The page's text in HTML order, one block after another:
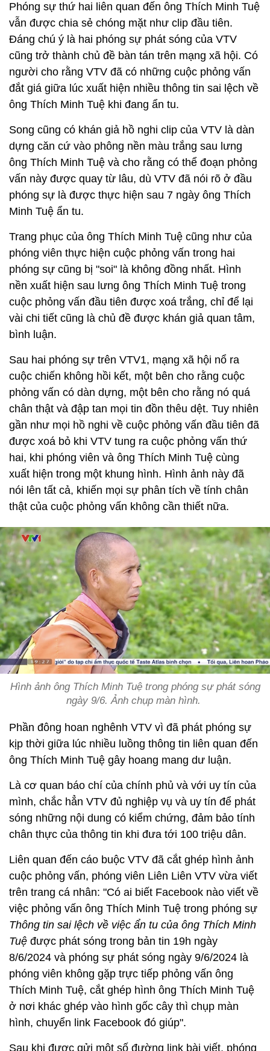
Phóng sự thứ hai liên quan đến ông Thích Minh Tuệ
vẫn được chia sẻ chóng mặt như clip đầu tiên.
Đáng chú ý là hai phóng sự phát sóng của VTV
cũng trở thành chủ đề bàn tán trên mạng xã hội. Có
người cho rằng VTV đã có những cuộc phỏng vấn
đắt giá giữa lúc xuất hiện nhiều thông tin sai lệch về
ông Thích Minh Tuệ khi đang ẩn tu.
Song cũng có khán giả hồ nghi clip của VTV là dàn
dựng căn cứ vào phông nền màu trắng sau lưng
ông Thích Minh Tuệ và cho rằng có thể đoạn phỏng
vấn này được quay từ lâu, dù VTV đã nói rõ ở đầu
phóng sự là được thực hiện sau 7 ngày ông Thích
Minh Tuệ ẩn tu.
Trang phục của ông Thích Minh Tuệ cũng như của
phóng viên thực hiện cuộc phỏng vấn trong hai
phóng sự cũng bị "soi" là không đồng nhất. Hình
nền xuất hiện sau lưng ông Thích Minh Tuệ trong
cuộc phỏng vấn đầu tiên được xoá trắng, chỉ để lại
vài chi tiết cũng là chủ đề được khán giả quan tâm,
bình luận.
Sau hai phóng sự trên VTV1, mạng xã hội nổ ra
cuộc chiến không hồi kết, một bên cho rằng cuộc
phỏng vấn có dàn dựng, một bên cho rằng nó quá
chân thật và đập tan mọi tin đồn thêu dệt. Tuy nhiên
gần như mọi hồ nghi về cuộc phỏng vấn đầu tiên đã
được xoá bỏ khi VTV tung ra cuộc phỏng vấn thứ
hai, khi phóng viên và ông Thích Minh Tuệ cùng
xuất hiện trong một khung hình. Hình ảnh này đã
nói lên tất cả, khiến mọi sự phân tích về tính chân
thật của cuộc phỏng vấn không cần thiết nữa.
Hình ảnh ông Thích Minh Tuệ trong phóng sự phát sóng
ngày 9/6. Ảnh chụp màn hình.
Phần đông hoan nghênh VTV vì đã phát phóng sự
kịp thời giữa lúc nhiều luồng thông tin liên quan đến
ông Thích Minh Tuệ gây hoang mang dư luận.
Là cơ quan báo chí của chính phủ và với uy tín của
mình, chắc hẳn VTV đủ nghiệp vụ và uy tín để phát
sóng những nội dung có kiểm chứng, đảm bảo tính
chân thực của thông tin khi đưa tới 100 triệu dân.
Liên quan đến cáo buộc VTV đã cắt ghép hình ảnh
cuộc phỏng vấn, phóng viên Liên Liên VTV vừa viết
trên trang cá nhân: "Có ai biết Facebook nào viết về
việc phỏng vấn ông Thích Minh Tuệ trong phóng sự
Thông tin sai lệch về việc ẩn tu của ông Thích Minh
Tuệ được phát sóng trong bản tin 19h ngày
8/6/2024 và phóng sự phát sóng ngày 9/6/2024 là
phóng viên không gặp trực tiếp phỏng vấn ông
Thích Minh Tuệ, cắt ghép hình ông Thích Minh Tuệ
ở nơi khác ghép vào hình gốc cây thì chụp màn
hình, chuyển link Facebook đó giúp".
Sau khi được gửi một số đường link bài viết, phóng